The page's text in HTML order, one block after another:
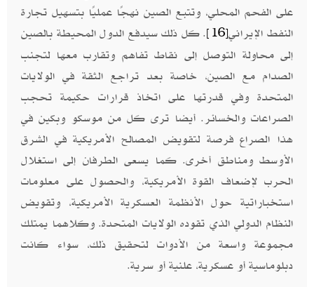
على الفحم المحلي، وتتبع الصين نهجًا عمليًا بتسهيل تجارة
النفط الإيراني[16]. كل ذلك سيدفع الدول المحيطة بالصين
إلى محاولة التوصل إلى نقاط تفاهم وتقارب معها لتجنب
الصدام مع الصين، خاصة بعد تراجع الثقة في الولايات
المتحدة وفي قدرتها على اتخاذ قرارات حكيمة تحجب
الصراعات والخسائر. أيضا ترى كل من موسكو وبكين في
هذا الصراع فرصة لتقويض المصالح الأمريكية في الشرق
الأوسط ومناطق أخرى. كما يسعى الطرفان إلى استغلال
الحرب لإضعاف القوة الأمريكية، والحصول على معلومات
استخباراتية حول الأنظمة العسكرية الأمريكية، وتقويض
النظام الدولي الذي تقوده الولايات المتحدة. وكلاهما يمتلك
مجموعة واسعة من الأدوات لتحقيق ذلك، سواء كانت
دبلوماسية أو عسكرية، علنية أو سرية.